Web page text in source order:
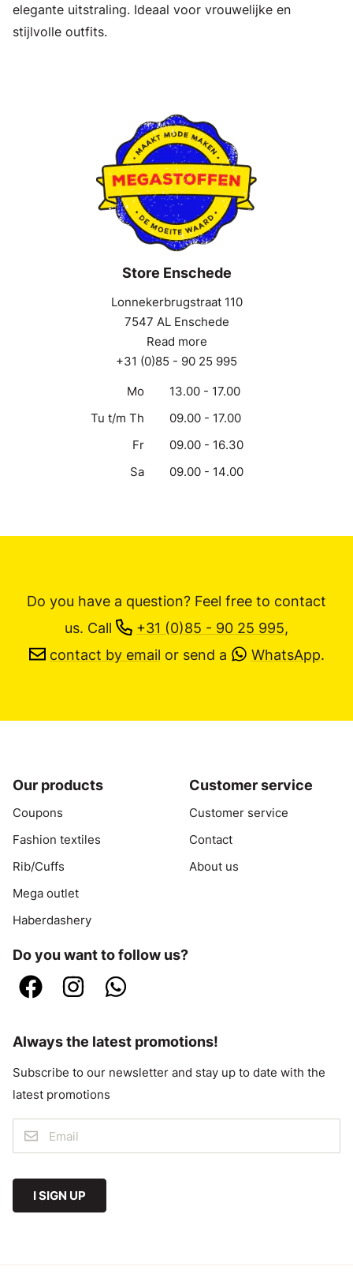
elegante uitstraling. Ideaal voor vrouwelijke en
stijlvolle outfits.
Store Enschede
Lonnekerbrugstraat 110
7547 AL Enschede
Read more
+31 (0)85 - 90 25 995
Mo
13.00 - 17.00
Tu t/m Th
09.00 - 17.00
Fr
09.00 - 16.30
Sa
09.00 - 14.00
Do you have a question? Feel free to contact
us. Call +31 (0)85 - 90 25 995,
contact by email or send a WhatsApp.
Our products
Coupons
Fashion textiles
Rib/Cuffs
Mega outlet
Haberdashery
Customer service
Customer service
Contact
About us
Do you want to follow us?
Always the latest promotions!
Subscribe to our newsletter and stay up to date with the
latest promotions
I SIGN UP